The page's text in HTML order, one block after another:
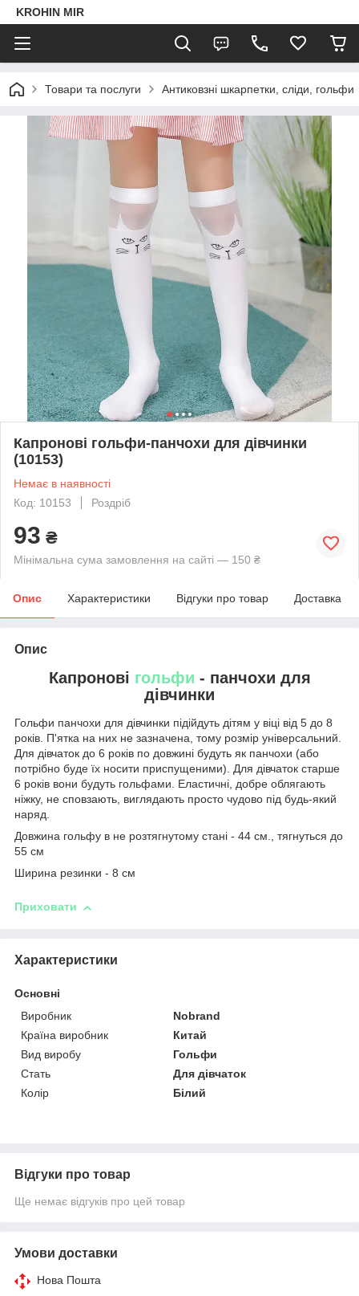
KROHIN MIR
Товари та послуги Антиковзні шкарпетки, сліди, гольфи
Капронові гольфи-панчохи для дівчинки
(10153)
Немає в наявності
Код: 10153
Роздріб
93 ₴
Мінімальна сума замовлення на сайті — 150 ₴
Опис Характеристики Відгуки про товар Доставка
Опис
Капронові гольфи - панчохи для
дівчинки
Гольфи панчохи для дівчинки підійдуть дітям у віці від 5 до 8
років. П'ятка на них не зазначена, тому розмір універсальний.
Для дівчаток до 6 років по довжині будуть як панчохи (або
потрібно буде їх носити приспущеними). Для дівчаток старше
6 років вони будуть гольфами. Еластичні, добре облягають
ніжку, не сповзають, виглядають просто чудово під будь-який
наряд.
Довжина гольфу в не розтягнутому стані - 44 см., тягнуться до
55 см
Ширина резинки - 8 см
Приховати
Характеристики
Основні
Виробник
Nobrand
Країна виробник
Китай
Вид виробу
Гольфи
Стать
Для дівчаток
Колір
Білий
Відгуки про товар
Ще немає відгуків про цей товар
Умови доставки
Нова Пошта